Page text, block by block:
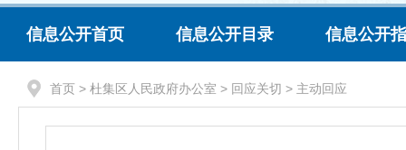
信息公开首页 信息公开目录 信息公开
首页 > 杜集区人民政府办公室 > 回应关切 > 主动回应